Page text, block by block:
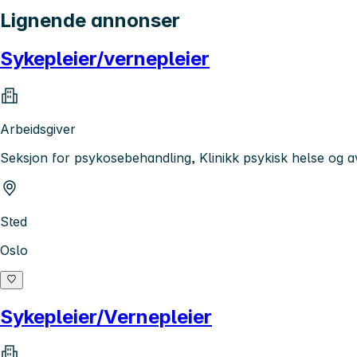
Lignende annonser
Sykepleier/vernepleier
Arbeidsgiver
Seksjon for psykosebehandling, Klinikk psykisk helse og
Sted
Oslo
Sykepleier/Vernepleier